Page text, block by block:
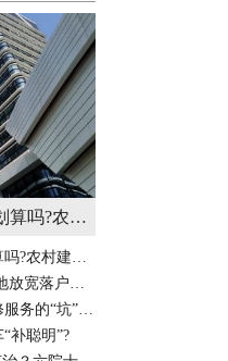
在农村盖自建房用装配式建筑划算吗?农村建造装配式房屋有补贴吗? 世界快讯
在农村盖自建房用装配式建筑划算吗?农村建造装配式房屋有补贴吗? 世界快讯
应届高校毕业生规模再创新高 多地放宽落户门槛“抢人”
质量无保障、配件乱收费……维修服务的“坑”你掉过吗？
补聪明”?